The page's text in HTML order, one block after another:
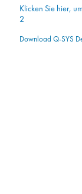
Klicken Sie hier,
2
Download Q-SYS